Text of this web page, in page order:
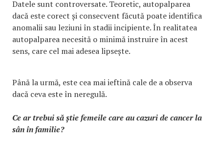
Datele sunt controversate. Teoretic, autopalparea
dacă este corect și consecvent făcută poate identifica
anomalii sau leziuni în stadii incipiente. În realitatea
autopalparea necesită o minimă instruire în acest
sens, care cel mai adesea lipsește.
Până la urmă, este cea mai ieftină cale de a observa
dacă ceva este în neregulă.
Ce ar trebui să știe femeile care au cazuri de cancer la
sân în familie?